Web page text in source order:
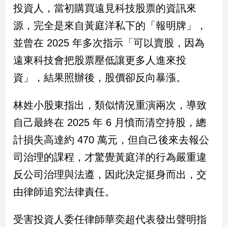
方
新
冠
病
毒
專
區
台
灣
觀
點
南
台
觀
投資人，當初購買遠見科技股票的資訊來
源，完全是來自黃庭洋私下的「報明牌」，
並曾在 2025 年多次指示「可以賣股，因為
遠東科技會把股票壓低讓更多人進來投
資」，結果照辦後，股價卻反向暴漲。
林姓小股東指出，類似情況重演兩次，導致
自己最終在 2025 年 6 月憤而清空持股，總
計損失高達約 470 萬元，但自己後來去報公
司治理的課程，才驚覺黃庭洋的行為嚴重違
反公司治理與法遵，因此決定挺身而出，交
由律師追究法律責任。
受害投資人委任律師華奕超代表發出聲明指